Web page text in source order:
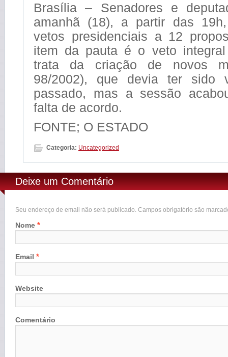
Brasília – Senadores e
amanhã (18), a partir das
vetos presidenciais a 12
item da pauta é o veto
trata da criação de novos
98/2002), que devia ter sido
passado, mas a sessão
falta de acordo.
FONTE; O ESTADO
Categoria: Uncategorized
Deixe um Comentário
Seu endereço de email não será publicado. Campos obrigatório são
Nome *
Email *
Website
Comentário